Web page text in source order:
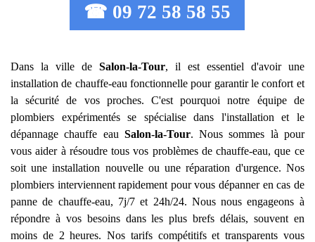
☎ 09 72 58 58 55
Dans la ville de Salon-la-Tour, il est essentiel d'avoir une
installation de chauffe-eau fonctionnelle pour garantir le confort et
la sécurité de vos proches. C'est pourquoi notre équipe de
plombiers expérimentés se spécialise dans l'installation et le
dépannage chauffe eau Salon-la-Tour. Nous sommes là pour
vous aider à résoudre tous vos problèmes de chauffe-eau, que ce
soit une installation nouvelle ou une réparation d'urgence. Nos
plombiers interviennent rapidement pour vous dépanner en cas de
panne de chauffe-eau, 7j/7 et 24h/24. Nous nous engageons à
répondre à vos besoins dans les plus brefs délais, souvent en
moins de 2 heures. Nos tarifs compétitifs et transparents vous